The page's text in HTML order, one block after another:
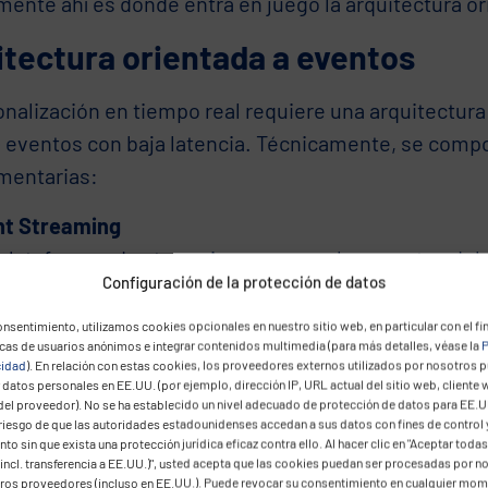
Configuración de la protección de datos
utilizamos cookies opcionales en nuestro sitio web, en particular con el
de usuarios anónimos e integrar contenidos multimedia (para más detalles, véase la
). En relación con estas cookies, los proveedores externos utilizados por nosotros
personales en EE.UU. (por ejemplo, dirección IP, URL actual del sitio web, cliente
proveedor). No se ha establecido un nivel adecuado de protección de datos para
de que las autoridades estadounidenses accedan a sus datos con fines de control
sin que exista una protección jurídica eficaz contra ello. Al hacer clic en "Aceptar
transferencia a EE.UU.)", usted acepta que las cookies puedan ser procesadas por
proveedores (incluso en EE.UU.). Puede revocar su consentimiento en cualquier
orientada a eventos
en tiempo real requiere una
eventos con baja latencia. Técnicamente, se
Streaming
de streaming procesan los eventos del
y garantizan que los datos de POS,
sin pérdidas.
de contexto y estado
de streaming enriquecen los eventos con
historial de usuario o información de
los estados actualizados de forma continua.